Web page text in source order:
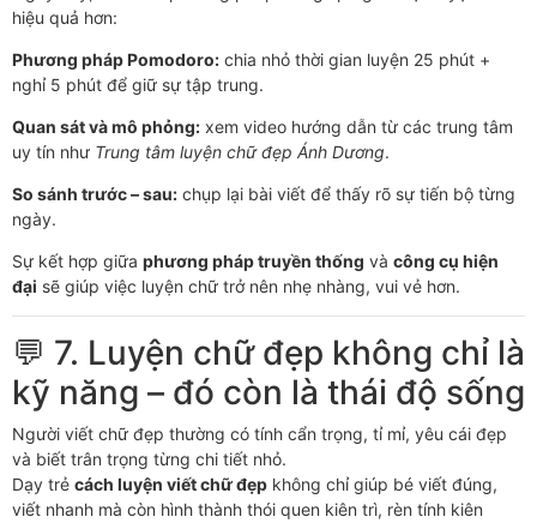
hiệu quả hơn:
Phương pháp Pomodoro: chia nhỏ thời gian luyện 25 phút +
nghỉ 5 phút để giữ sự tập trung.
Quan sát và mô phỏng: xem video hướng dẫn từ các trung tâm
uy tín như Trung tâm luyện chữ đẹp Ánh Dương.
So sánh trước – sau: chụp lại bài viết để thấy rõ sự tiến bộ từng
ngày.
Sự kết hợp giữa phương pháp truyền thống và công cụ hiện
đại sẽ giúp việc luyện chữ trở nên nhẹ nhàng, vui vẻ hơn.
💬 7. Luyện chữ đẹp không chỉ là
kỹ năng – đó còn là thái độ sống
Người viết chữ đẹp thường có tính cẩn trọng, tỉ mỉ, yêu cái đẹp
và biết trân trọng từng chi tiết nhỏ.
Dạy trẻ cách luyện viết chữ đẹp không chỉ giúp bé viết đúng,
viết nhanh mà còn hình thành thói quen kiên trì, rèn tính kiên